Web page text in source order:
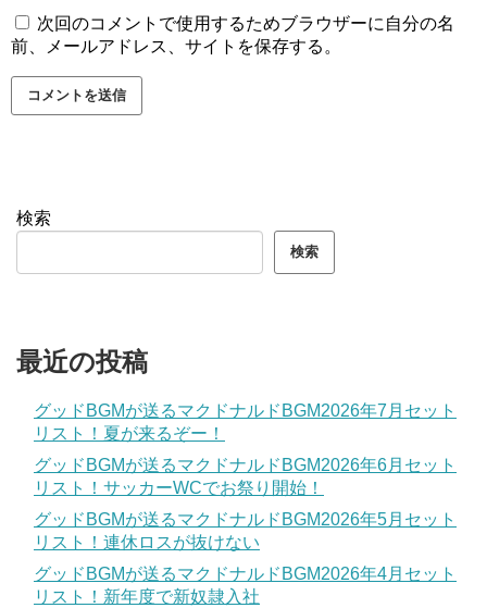
次回のコメントで使用するためブラウザーに自分の名
前、メールアドレス、サイトを保存する。
検索
検索
最近の投稿
グッドBGMが送るマクドナルドBGM2026年7月セット
リスト！夏が来るぞー！
グッドBGMが送るマクドナルドBGM2026年6月セット
リスト！サッカーWCでお祭り開始！
グッドBGMが送るマクドナルドBGM2026年5月セット
リスト！連休ロスが抜けない
グッドBGMが送るマクドナルドBGM2026年4月セット
リスト！新年度で新奴隷入社